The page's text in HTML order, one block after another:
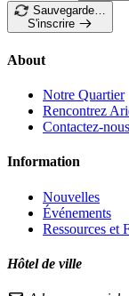
Sauvegarde…
S'inscrire
About
Notre Quartier
Rencontrez
Contactez-nous
Information
Nouvelles
Événements
Ressources et
Hôtel de ville